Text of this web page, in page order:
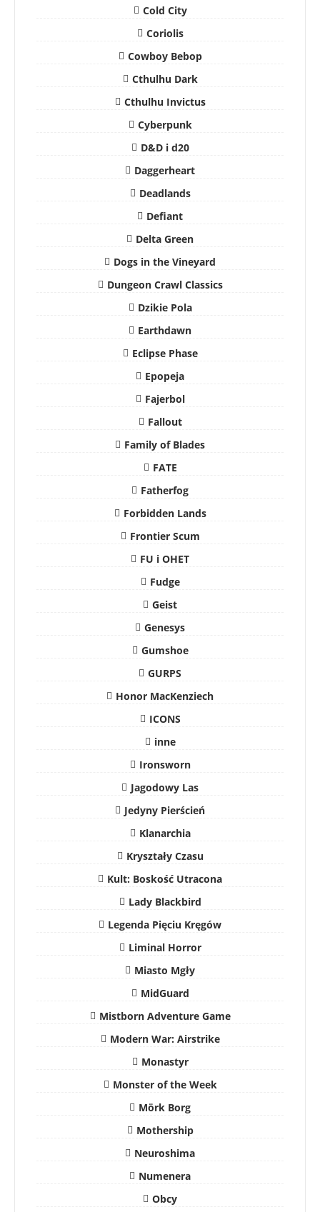
Cold City
Coriolis
Cowboy Bebop
Cthulhu Dark
Cthulhu Invictus
Cyberpunk
D&D i d20
Daggerheart
Deadlands
Defiant
Delta Green
Dogs in the Vineyard
Dungeon Crawl Classics
Dzikie Pola
Earthdawn
Eclipse Phase
Epopeja
Fajerbol
Fallout
Family of Blades
FATE
Fatherfog
Forbidden Lands
Frontier Scum
FU i OHET
Fudge
Geist
Genesys
Gumshoe
GURPS
Honor MacKenziech
ICONS
inne
Ironsworn
Jagodowy Las
Jedyny Pierścień
Klanarchia
Kryształy Czasu
Kult: Boskość Utracona
Lady Blackbird
Legenda Pięciu Kręgów
Liminal Horror
Miasto Mgły
MidGuard
Mistborn Adventure Game
Modern War: Airstrike
Monastyr
Monster of the Week
Mörk Borg
Mothership
Neuroshima
Numenera
Obcy